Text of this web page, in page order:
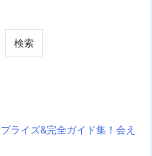
検索
ライズ&完全ガイド集！会え